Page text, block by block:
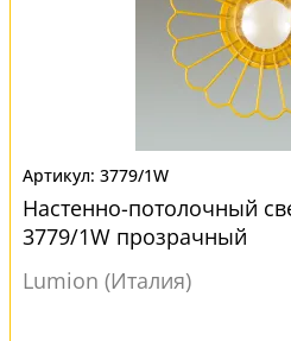
3779/1W
Настенно-потолочный
3779/1W прозрачный
Lumion (Италия)